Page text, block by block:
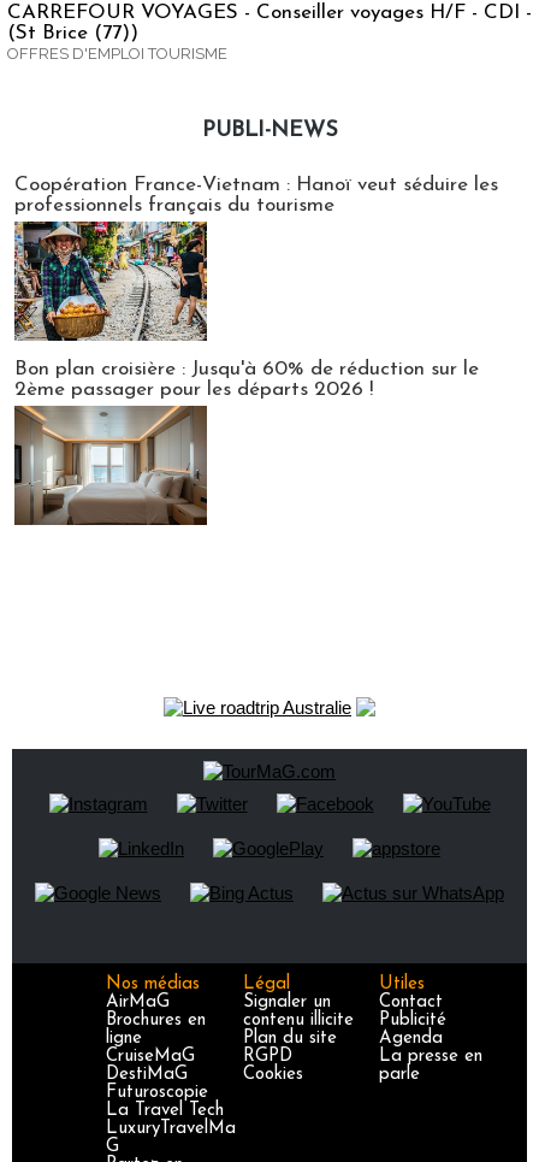
CARREFOUR VOYAGES - Conseiller voyages H/F - CDI -
(St Brice (77))
OFFRES D'EMPLOI TOURISME
PUBLI-NEWS
Coopération France-Vietnam : Hanoï veut séduire les
professionnels français du tourisme
Bon plan croisière : Jusqu'à 60% de réduction sur le
2ème passager pour les départs 2026 !
Nos médias
AirMaG
Brochures en
ligne
CruiseMaG
DestiMaG
Futuroscopie
La Travel Tech
LuxuryTravelMa
G
Légal
Signaler un
contenu illicite
Plan du site
RGPD
Cookies
Utiles
Contact
Publicité
Agenda
La presse en
parle